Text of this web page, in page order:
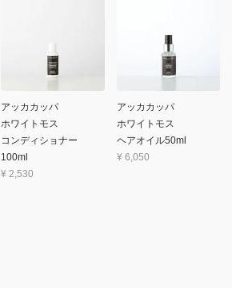
アッカカッパ
ホワイトモス
コンディショナー
100ml
¥ 2,530
アッカカッパ
ホワイトモス
ヘアオイル50ml
¥ 6,050